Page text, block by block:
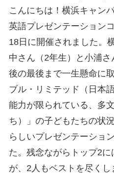
こんにちは！横浜キャン
英語プレゼンテーション
18日に開催されました。
中さん（2年生）と小浦
後の最後まで一生懸命に
ブル・リミテッド（日本
能力が限られている、多
ち）」の子どもたちの状
らしいプレゼンテーショ
た。残念ながらトップ2
が、2人もベストを尽く